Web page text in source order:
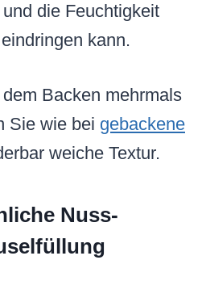
die Feuchtigkeit
kann.
Backen mehrmals
Sie wie bei gebackene
weiche Textur.
Nuss-